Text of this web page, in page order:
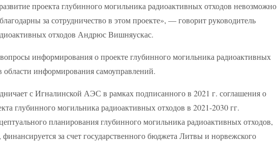
проекта глубинного могильника радиоактивных отходов невозможно
за сотрудничество в этом проекте», — говорит руководитель
отходов Андрюс Вишняускас.
информирования о проекте глубинного могильника радиоактивных
области информирования самоуправлений.
с Игналинской АЭС в рамках подписанного в 2021 г. соглашения о
глубинного могильника радиоактивных отходов в 2021-2030 гг.
планирования глубинного могильника радиоактивных отходов,
за счет государственного бюджета Литвы и норвежского